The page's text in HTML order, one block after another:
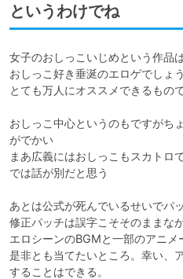
というわけでね
女子のおしっこいじめという作品
おしっこ好き垂涎のエロゲでしょう
とても万人にオススメできるもの
おしっこ中心というのもですがち
がでかい
まあ広義にはおしっこもスカトロ
では話が別だと思う
あとは公式が死んでいるせいでパ
修正パッチは誤字こそそのままな
エロシーンのBGMと一部のアニ
是非とも当てたいところ。幸い、
することはできる。